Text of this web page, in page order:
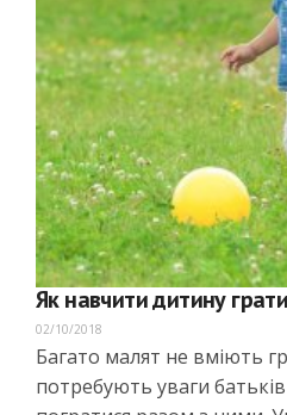
Як навчити дитину
02/10/2018
Багато малят не вміють
потребують уваги